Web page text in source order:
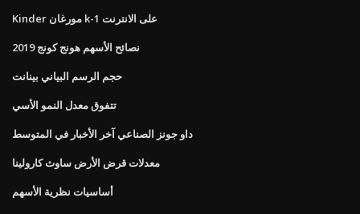
Kinder مورغان k-1 على الانترنت
نصائح الأسهم هونج كونج 2019
حجم الرسم البياني بينانت
تتفوق معدل النمو الأسي
داو جونز الصناعي آخر الأخبار في المتوسط
معدلات قرض الأرض ساوث كارولينا
أساسيات نظرية الأسهم